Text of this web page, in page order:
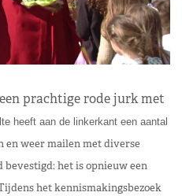
prachtige rode jurk met
heeft aan de linkerkant een aantal
en weer mailen met diverse
het is opnieuw een
het kennismakingsbezoek